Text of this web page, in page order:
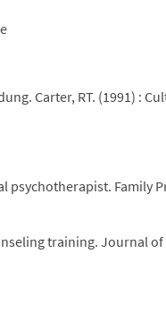
Carter, RT. (1991) :
psychotherapist. Family
training. Journal of